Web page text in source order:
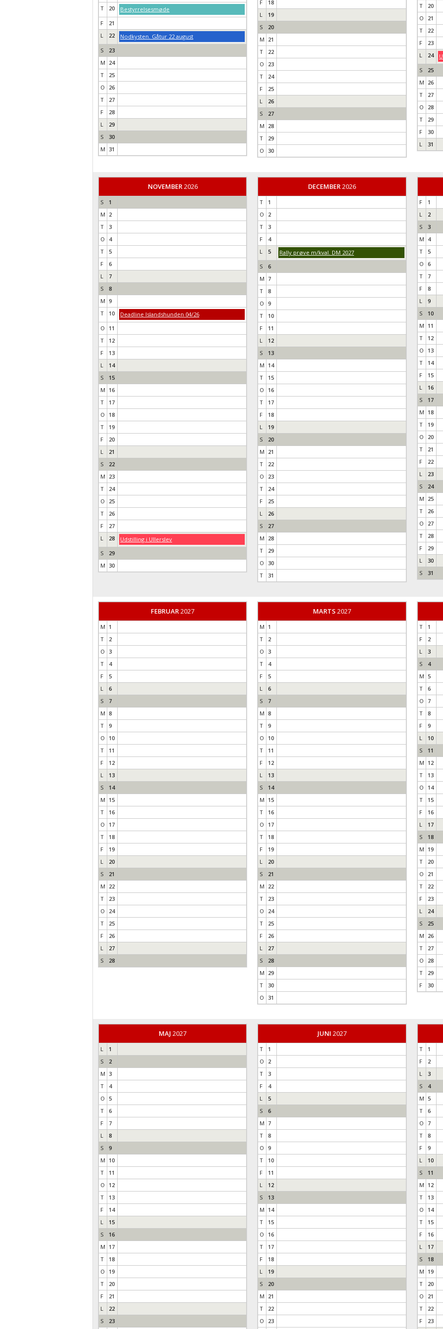
T
20
Bestyrrelsesmøde
F
21
L
22
Nodkysten. Gåtur 22 august
S
23
M 24
T
25
O
26
T
27
F
28
L
29
S
30
M 31
F
18
L
19
S
20
M 21
T
22
O
23
T
24
F
25
L
26
S
27
M 28
T
29
O 30
T
20
O
21
T
22
F
23
L
24
S
25
M 26
T
27
O
28
T
29
F
30
L
31
NOVEMBER2026
S
1
M 2
T
3
O
4
T
5
F
6
L
7
S
8
M 9
T
10
Deadline Islandshunden 04/26
O
11
T
12
F
13
L
14
S
15
M 16
T
17
O
18
T
19
F
20
L
21
S
22
M 23
T
24
O
25
T
26
F
27
L
28
Udstilling i Ullerslev
S
29
M 30
DECEMBER2026
T
1
O
2
T
3
F
4
L
5
Rally prøve m/kval. DM 2027
S
6
M 7
T
8
O 9
T
10
F
11
L
12
S
13
M 14
T
15
O
16
T
17
F
18
L
19
S
20
M 21
T
22
O
23
T
24
F
25
L
26
S
27
M 28
T
29
O 30
T
31
F
1
L
2
S
3
M 4
T
5
O 6
T
7
F
8
L
9
S
10
M 11
T
12
O
13
T
14
F
15
L
16
S
17
M 18
T
19
O
20
T
21
F
22
L
23
S
24
M 25
T
26
O
27
T
28
F
29
L
30
S
31
FEBRUAR2027
M 1
T
2
O 3
T
4
F
5
L
6
S
7
M 8
T
9
O
10
T
11
F
12
L
13
S
14
M 15
T
16
O
17
T
18
F
19
L
20
S
21
M 22
T
23
O
24
T
25
F
26
L
27
S
28
MARTS 2027
M 1
T
2
O 3
T
4
F
5
L
6
S
7
M 8
T
9
O
10
T
11
F
12
L
13
S
14
M 15
T
16
O
17
T
18
F
19
L
20
S
21
M 22
T
23
O
24
T
25
F
26
L
27
S
28
M 29
T
30
O 31
T
1
F
2
L
3
S
4
M 5
T
6
O
7
T
8
F
9
L
10
S
11
M 12
T
13
O
14
T
15
F
16
L
17
S
18
M 19
T
20
O
21
T
22
F
23
L
24
S
25
M 26
T
27
O
28
T
29
F
30
MAJ 2027
L
1
S
2
M 3
T
4
O
5
T
6
F
7
L
8
S
9
M 10
T
11
O
12
T
13
F
14
L
15
S
16
M 17
T
18
O
19
T
20
F
21
L
22
S
23
JUNI 2027
T
1
O
2
T
3
F
4
L
5
S
6
M 7
T
8
O 9
T
10
F
11
L
12
S
13
M 14
T
15
O
16
T
17
F
18
L
19
S
20
M 21
T
22
O
23
T
1
F
2
L
3
S
4
M 5
T
6
O
7
T
8
F
9
L
10
S
11
M 12
T
13
O
14
T
15
F
16
L
17
S
18
M 19
T
20
O
21
T
22
F
23